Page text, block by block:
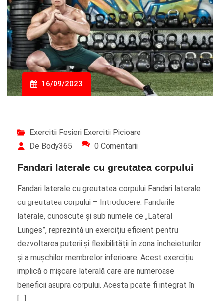
16/09/2023
Exercitii Fesieri Exercitii Picioare
De Body365
0 Comentarii
Fandari laterale cu greutatea corpului
Fandari laterale cu greutatea corpului Fandari laterale
cu greutatea corpului – Introducere: Fandarile
laterale, cunoscute și sub numele de „Lateral
Lunges”, reprezintă un exercițiu eficient pentru
dezvoltarea puterii și flexibilității în zona încheieturilor
și a mușchilor membrelor inferioare. Acest exercițiu
implică o mișcare laterală care are numeroase
beneficii asupra corpului. Acesta poate fi integrat în
[…]